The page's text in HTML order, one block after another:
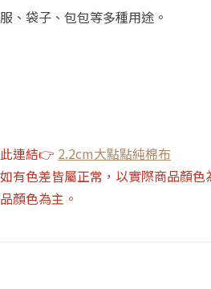
、袋子、包包等多種用途。
連結👉 2.2cm大點點純棉布
有色差皆屬正常，以實際商品顏色
顏色為主。